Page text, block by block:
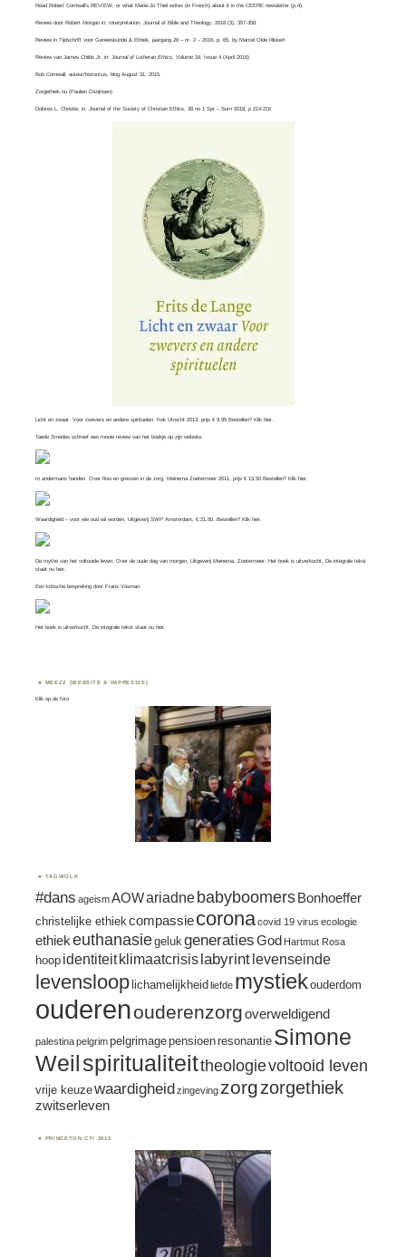
ReadRobert Cornwall’s REVIEW , or whatMarie-Jo Thiel writes (in French) about it in the CEERE newsletter (p.4).
Review door Robert Morgan in:Interpretation. Journal of Bible and Theology , 2018 (3), 357-358.
Review in Tijdschrift voor Geneeskunde & Ethiek, jaargang 26 – nr. 2 – 2016, p. 65, byMarcel Olde Rikkert
Review van James Childs Jr . in: Journal of Lutheran Ethics,Volume 16, Issue 4​ (April 2016)
Bob Cornwall , auteur/historicus, blog August 31, 2015.
Zorgethiek.nu (Paulien Cozijnsen)
Dolores L. Christie, in: Journal of the Society of Christian Ethics , 38 no 1 Spr – Sum 2018, p 214-216
Licht en zwaar. Voor zwevers en andere spirituelen. Kok Utrecht 2013, prijs € 9,95 Bestellen? Klikhier
Taede Smedes schreef een mooie review van het boekje op zijnwebsite
In andermans handen. Over flow en grenzen in de zorg. Meinema Zoetermeer 2011, prijs € 13,50 Bestellen? Klikhier
Waardigheid – voor wie oud wil worden, Uitgeverij SWP Amsterdam, € 21,50. Bestellen? Klikhier
De mythe van het voltooide leven. Over de oude dag van morgen, Uitgeverij Meinema, Zoetermeer. Het boek is uitverkocht. De integrale tekst
staat nuhier
Een kritische bespreking doorFrans Vosman
Het boek is uitverkocht. De integrale tekst staat nuhier.
MEEZZ (WEBSITE & IMPRESSIE)
Klik op de foto
TAGWOLK
#dans ageismAOWariadne babyboomers Bonhoeffer
christelijke ethiekcompassiecoronacovid 19 virus ecologie
ethiekeuthanasiegelukgeneratiesGod Hartmut Rosa
hoop identiteit klimaatcrisislabyrint levenseinde
levensloop lichamelijkheid liefde mystiekouderdom
ouderenouderenzorgoverweldigend
palestinapelgrimpelgrimagepensioenresonantie Simone
Weil spiritualiteittheologievoltooid leven
vrije keuzewaardigheidzingeving zorgzorgethiek
zwitserleven
PRINCETON CTI 2012